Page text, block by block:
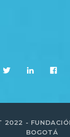
2022 -
BOGOTÁ